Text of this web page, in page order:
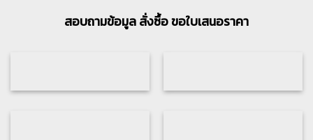
สอบถามข้อมูล สั่งซื้อ ขอใบเสนอราคา